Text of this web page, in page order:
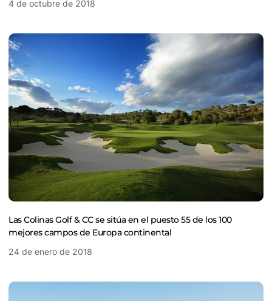
4 de octubre de 2018
Las Colinas Golf & CC se sitúa en el puesto 55 de los 100
mejores campos de Europa continental
24 de enero de 2018